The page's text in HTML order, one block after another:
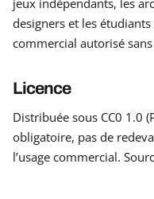
designers et les
commercial autorisé
Licence
Distribuée sous CC0 1.0
obligatoire, pas de
l’usage commercial.